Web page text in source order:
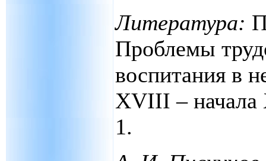
Литература:
Проблемы
воспитания в
XVIII – начала
1.